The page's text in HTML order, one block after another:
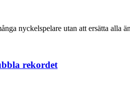
nyckelspelare utan att ersätta alla
rekordet